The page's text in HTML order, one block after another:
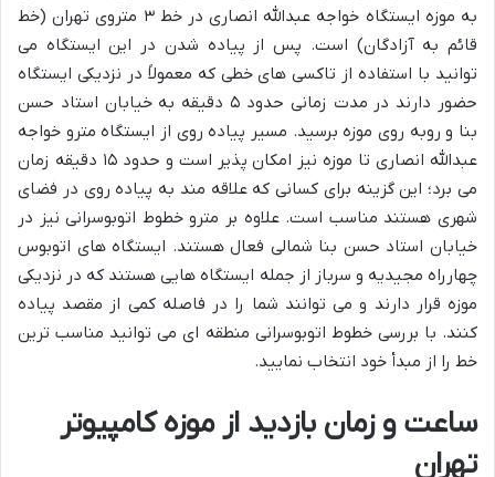
به موزه ایستگاه خواجه عبدالله انصاری در خط ۳ متروی تهران (خط
قائم به آزادگان) است. پس از پیاده شدن در این ایستگاه می
توانید با استفاده از تاکسی های خطی که معمولاً در نزدیکی ایستگاه
حضور دارند در مدت زمانی حدود ۵ دقیقه به خیابان استاد حسن
بنا و روبه روی موزه برسید. مسیر پیاده روی از ایستگاه مترو خواجه
عبدالله انصاری تا موزه نیز امکان پذیر است و حدود ۱۵ دقیقه زمان
می برد؛ این گزینه برای کسانی که علاقه مند به پیاده روی در فضای
شهری هستند مناسب است. علاوه بر مترو خطوط اتوبوسرانی نیز در
خیابان استاد حسن بنا شمالی فعال هستند. ایستگاه های اتوبوس
چهارراه مجیدیه و سرباز از جمله ایستگاه هایی هستند که در نزدیکی
موزه قرار دارند و می توانند شما را در فاصله کمی از مقصد پیاده
کنند. با بررسی خطوط اتوبوسرانی منطقه ای می توانید مناسب ترین
خط را از مبدأ خود انتخاب نمایید.
ساعت و زمان بازدید از موزه کامپیوتر
تهران